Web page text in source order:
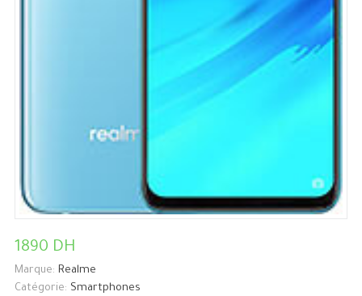
1890 DH
Marque: Realme
Catégorie: Smartphones